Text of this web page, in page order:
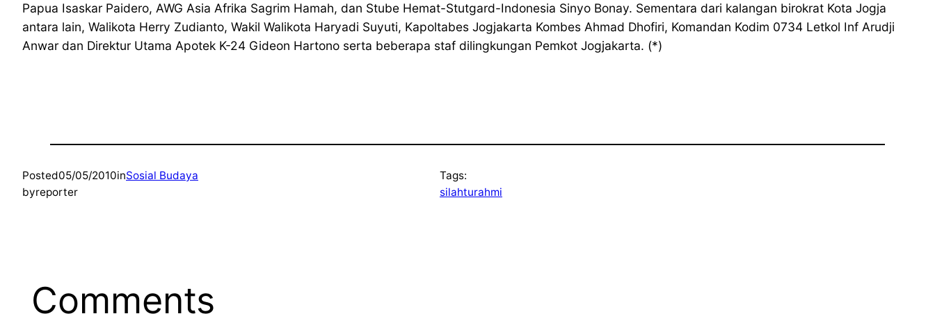
Papua Isaskar Paidero, AWG Asia Afrika Sagrim Hamah, dan Stube Hemat-Stutgard-Indonesia Sinyo Bonay. Sementara dari kalangan birokrat Kota Jogja
antara lain, Walikota Herry Zudianto, Wakil Walikota Haryadi Suyuti, Kapoltabes Jogjakarta Kombes Ahmad Dhofiri, Komandan Kodim 0734 Letkol Inf Arudji
Anwar dan Direktur Utama Apotek K-24 Gideon Hartono serta beberapa staf dilingkungan Pemkot Jogjakarta. (*)
Posted05/05/2010inSosial Budaya
byreporter
Tags:
silahturahmi
Comments